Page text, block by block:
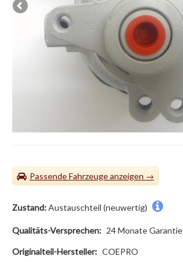
Passende Fahrzeuge
Zustand:Austauschteil (neuwertig)
Qualitäts-Versprechen: 24 Monate Garantie
Originalteil-Hersteller: COEPRO